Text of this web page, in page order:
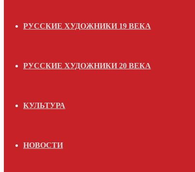
РУССКИЕ ХУДОЖНИКИ 19 ВЕКА
РУССКИЕ ХУДОЖНИКИ 20 ВЕКА
КУЛЬТУРА
НОВОСТИ